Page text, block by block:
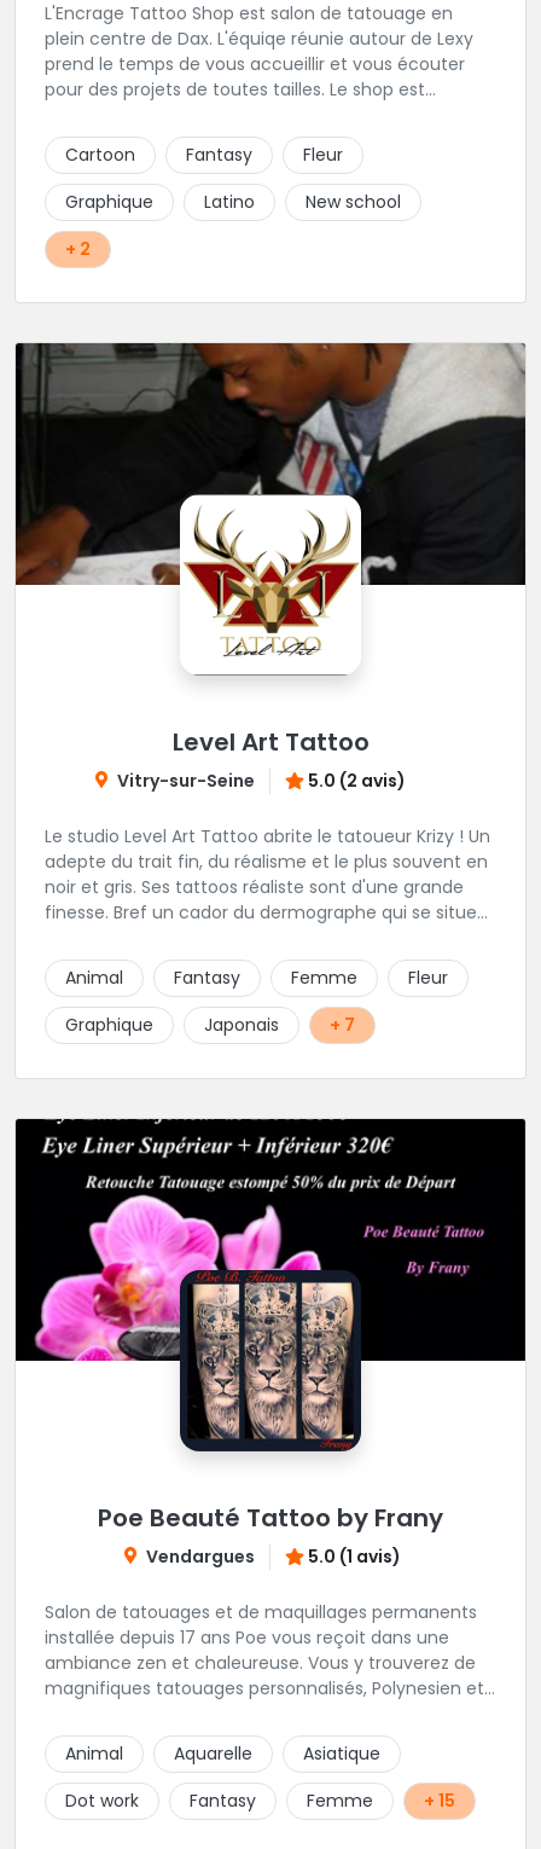
L'Encrage Tattoo Shop est salon de tatouage en
plein centre de Dax. L'équiqe réunie autour de Lexy
prend le temps de vous accueillir et vous écouter
pour des projets de toutes tailles. Le shop est
Traits fins, Newschool, Couleur.
Cartoon Fantasy
Fleur
Graphique
Latino
New school
+ 2
Level Art Tattoo
Vitry-sur-Seine 5.0 (2 avis)
Le studio Level Art Tattoo abrite le tatoueur Krizy ! Un
adepte du trait fin, du réalisme et le plus souvent en
noir et gris. Ses tattoos réaliste sont d'une grande
finesse. Bref un cador du dermographe qui se situe
Animal
Fantasy Femme
Fleur
Graphique
Japonais + 7
Poe Beauté Tattoo by Frany
Vendargues 5.0 (1 avis)
Salon de tatouages et de maquillages permanents
installée depuis 17 ans Poe vous reçoit dans une
ambiance zen et chaleureuse. Vous y trouverez de
magnifiques tatouages personnalisés, Polynesien et
permanents/artistiques ainsi que des prestations de
Piercings.
Animal Aquarelle
Asiatique
Dot work
Fantasy Femme + 15